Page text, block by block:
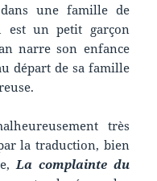
une famille de
est un petit garçon
narre son enfance
départ de sa famille
très
la traduction, bien
La complainte du